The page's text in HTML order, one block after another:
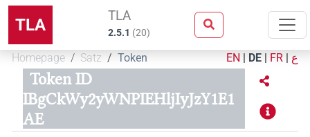
TLA TLA
2.5.1 (20)
Homepage Satz Token EN | DE | FR | ع
Token ID
IBgCkWy2yWNPIEHljIyJzY1E1
AE